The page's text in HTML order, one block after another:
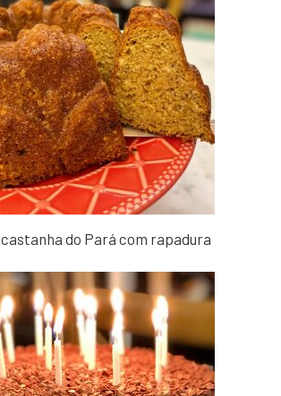
do Pará com rapadura